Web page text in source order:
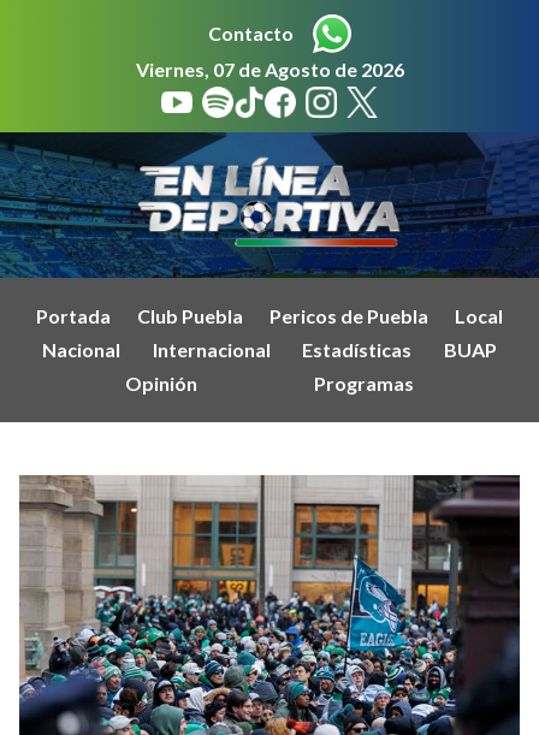
Contacto
Viernes, 07 de Agosto de 2026
Portada Club Puebla Pericos de Puebla
Local
Nacional
Internacional Estadísticas
BUAP
Opinión
Programas